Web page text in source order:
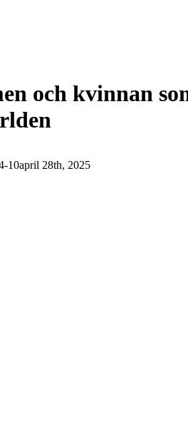
och kvinnan
10april 28th, 2025